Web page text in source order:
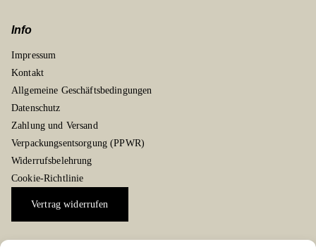
Info
Impressum
Kontakt
Allgemeine Geschäftsbedingungen
Datenschutz
Zahlung und Versand
Verpackungsentsorgung (PPWR)
Widerrufsbelehrung
Cookie-Richtlinie
Vertrag widerrufen